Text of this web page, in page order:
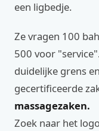
een ligbedje.
Ze vragen 100
500 voor
duidelijke grens
gecertificeerde
massagezaken.
Zoek naar het